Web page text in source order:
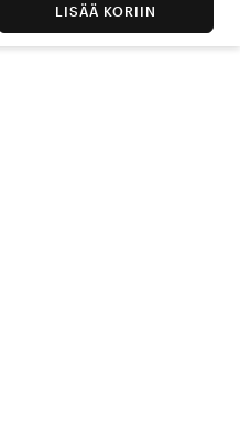
LISÄÄ KORIIN